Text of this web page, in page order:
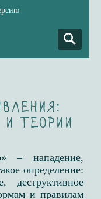
теории
– нападение,
определение:
деструктивное
и правилам